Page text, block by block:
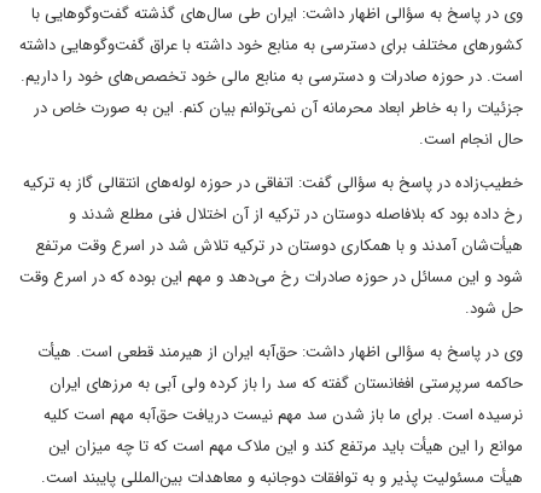
وی در پاسخ به سؤالی اظهار داشت: ایران طی سال‌های گذشته گفت‌وگوهایی با
کشورهای مختلف برای دسترسی به منابع خود داشته با عراق گفت‌وگوهایی داشته
است. در حوزه صادرات و دسترسی به منابع مالی خود تخصص‌های خود را داریم.
جزئیات را به خاطر ابعاد محرمانه آن نمی‌توانم بیان کنم. این به صورت خاص در
حال انجام است.
خطیب‌زاده در پاسخ به سؤالی گفت: اتفاقی در حوزه لوله‌های انتقالی گاز به ترکیه
رخ داده بود که بلافاصله دوستان در ترکیه از آن اختلال فنی مطلع شدند و
هیأت‌شان آمدند و با همکاری دوستان در ترکیه تلاش شد در اسرع وقت مرتفع
شود و این مسائل در حوزه صادرات رخ می‌دهد و مهم این بوده که در اسرع وقت
حل شود.
وی در پاسخ به سؤالی اظهار داشت: حق‌آبه ایران از هیرمند قطعی است. هیأت
حاکمه سرپرستی افغانستان گفته که سد را باز کرده ولی آبی به مرزهای ایران
نرسیده است. برای ما باز شدن سد مهم نیست دریافت حق‌آبه مهم است کلیه
موانع را این هیأت باید مرتفع کند و این ملاک مهم است که تا چه میزان این
هیأت مسئولیت پذیر و به توافقات دوجانبه و معاهدات بین‌المللی پایبند است.